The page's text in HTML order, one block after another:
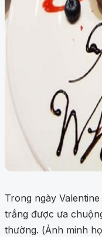
Trong ngày
trắng được ưa
thường. (Ảnh minh